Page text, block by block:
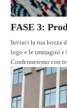
FASE 3:
Inviaci la tua bozza
logo e le immagini e
Confermeremo con